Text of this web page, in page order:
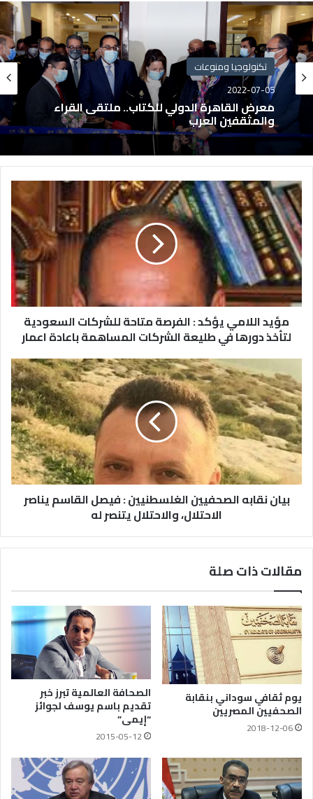
تكنولوجيا ومنوعات
2022-07-05
معرض القاهرة الدولي للكتاب.. ملتقى القراء
والمثقفين العرب
مؤيد اللامي يؤكد : الفرصة متاحة للشركات السعودية
لتأخذ دورها في طليعة الشركات المساهمة باعادة اعمار
بيان نقابه الصحفيين الغلسطنيين : فيصل القاسم يناصر
الاحتلال، والاحتلال يتنصر له
مقالات ذات صلة
يوم ثقافي سوداني بنقابة
الصحفيين المصريين
2018-12-06
الصحافة العالمية تبرز خبر
تقديم باسم يوسف لجوائز
“إيمى”
2015-05-12